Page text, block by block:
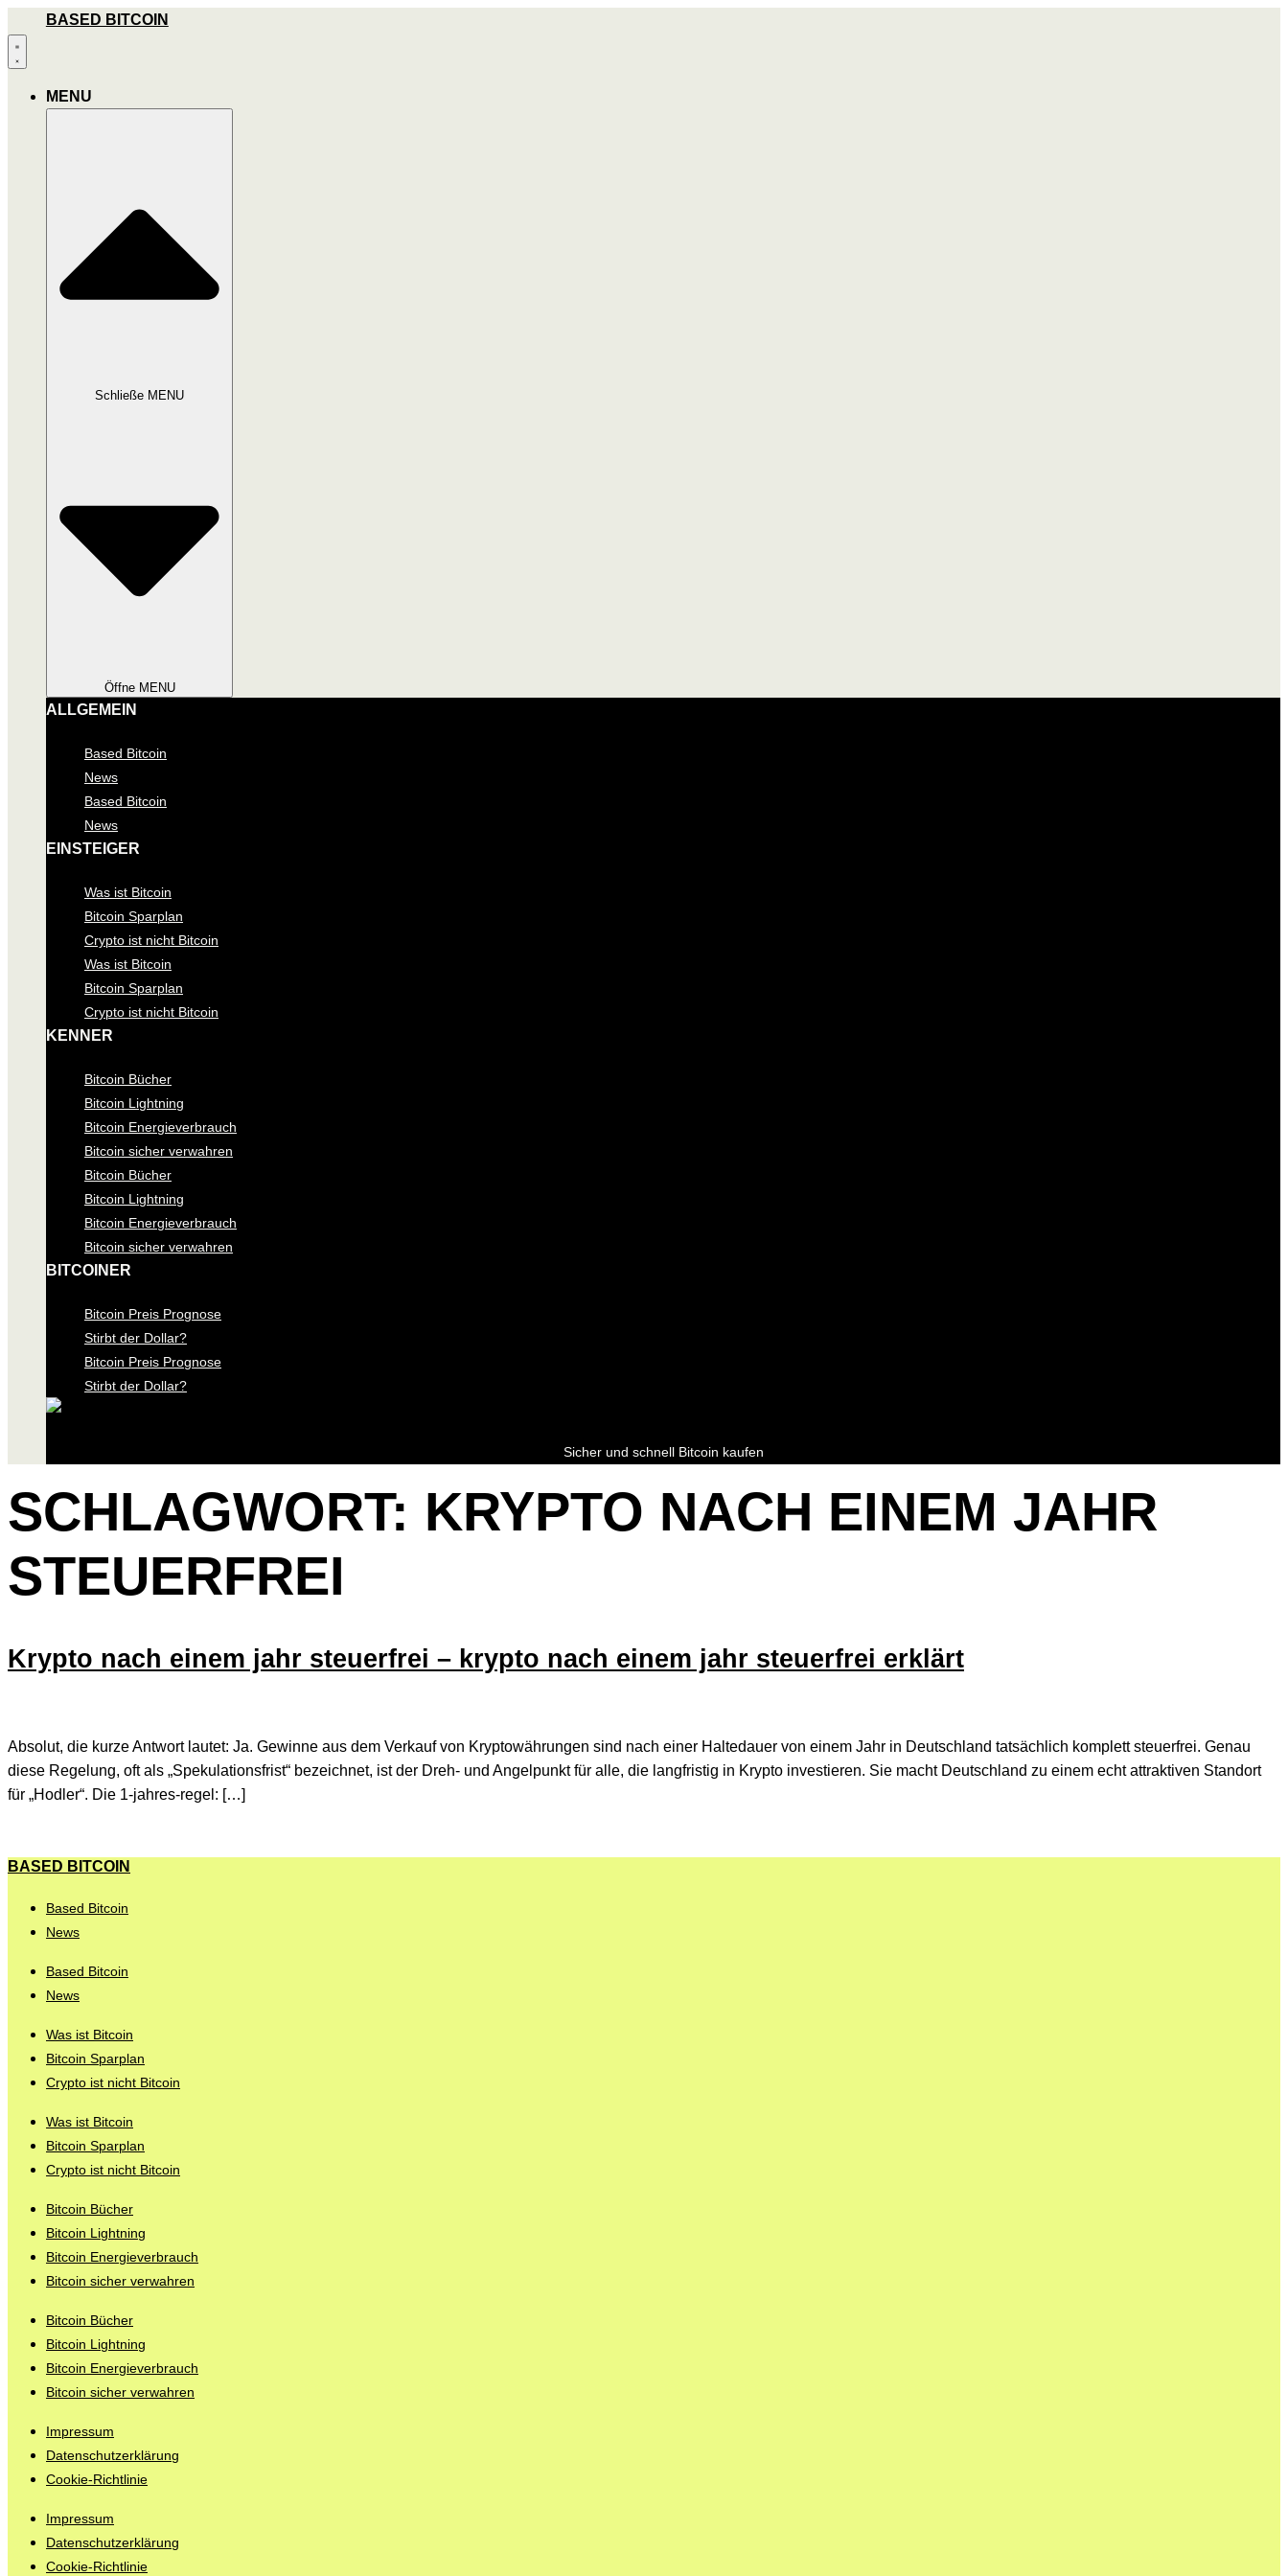
Inhalt
wechseln
BASED BITCOIN
MENU
Schließe MENU
Öffne MENU
ALLGEMEIN
Based Bitcoin
News
Based Bitcoin
News
EINSTEIGER
Was ist Bitcoin
Bitcoin Sparplan
Crypto ist nicht Bitcoin
Was ist Bitcoin
Bitcoin Sparplan
Crypto ist nicht Bitcoin
KENNER
Bitcoin Bücher
Bitcoin Lightning
Bitcoin Energieverbrauch
Bitcoin sicher verwahren
Bitcoin Bücher
Bitcoin Lightning
Bitcoin Energieverbrauch
Bitcoin sicher verwahren
BITCOINER
Bitcoin Preis Prognose
Stirbt der Dollar?
Bitcoin Preis Prognose
Stirbt der Dollar?
Sicher und schnell Bitcoin kaufen
SCHLAGWORT: KRYPTO NACH EINEM JAHR
STEUERFREI
Krypto nach einem jahr steuerfrei – krypto nach einem jahr steuerfrei erklärt
Absolut, die kurze Antwort lautet: Ja. Gewinne aus dem Verkauf von Kryptowährungen sind nach einer Haltedauer von einem Jahr in Deutschland tatsächlich komplett steuerfrei. Genau
diese Regelung, oft als „Spekulationsfrist“ bezeichnet, ist der Dreh- und Angelpunkt für alle, die langfristig in Krypto investieren. Sie macht Deutschland zu einem echt attraktiven Standort
für „Hodler“. Die 1-jahres-regel: […]
BASED BITCOIN
Based Bitcoin
News
Based Bitcoin
News
Was ist Bitcoin
Bitcoin Sparplan
Crypto ist nicht Bitcoin
Was ist Bitcoin
Bitcoin Sparplan
Crypto ist nicht Bitcoin
Bitcoin Bücher
Bitcoin Lightning
Bitcoin Energieverbrauch
Bitcoin sicher verwahren
Bitcoin Bücher
Bitcoin Lightning
Bitcoin Energieverbrauch
Bitcoin sicher verwahren
Impressum
Datenschutzerklärung
Cookie-Richtlinie
Impressum
Datenschutzerklärung
Cookie-Richtlinie